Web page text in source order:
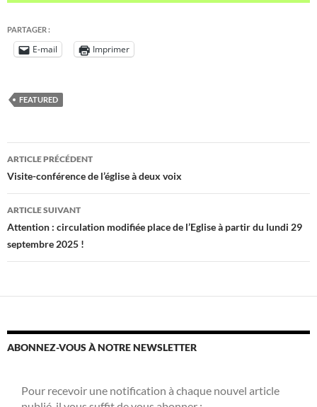
PARTAGER :
E-mail Imprimer
FEATURED
Navigation
des
articles
ARTICLE PRÉCÉDENT
Visite-conférence de l’église à deux voix
ARTICLE SUIVANT
Attention : circulation modifiée place de l’Eglise à partir du lundi 29
septembre 2025 !
ABONNEZ-VOUS À NOTRE NEWSLETTER
Pour recevoir une notification à chaque nouvel article